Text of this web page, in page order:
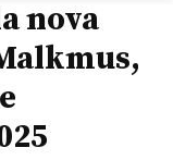
nova